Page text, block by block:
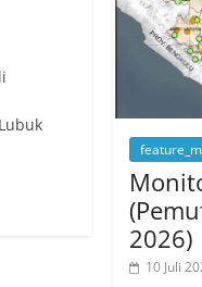
2026)
10 Juli